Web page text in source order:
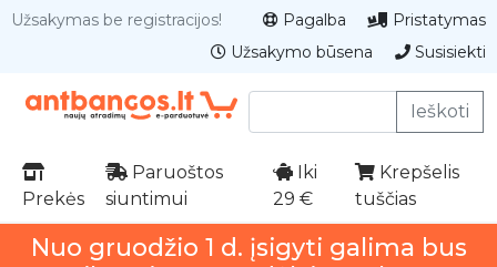
Užsakymas be registracijos! Pagalba
Pristatymas
Užsakymo būsena
Susisiekti
Ieškoti
Prekės
Paruoštos
siuntimui
Iki
29 €
Krepšelis
tuščias
Nuo gruodžio 1 d. įsigyti galima bus